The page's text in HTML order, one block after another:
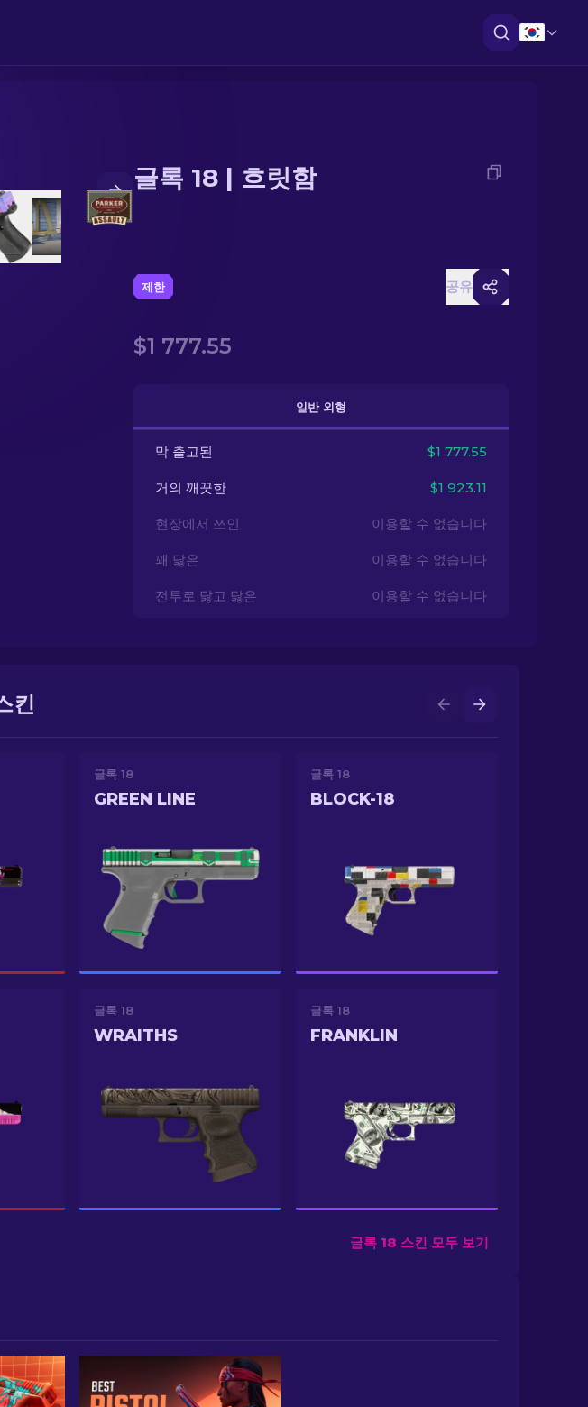
글록 18 | 흐릿함
제한 공유
$1 777.55
일반 외형
막 출고된 $1 777.55
거의 깨끗한 $1 923.11
현장에서 쓰인 이용할 수 없습니다
꽤 닳은 이용할 수 없습니다
전투로 닳고 닳은 이용할 수 없습니다
킨
글록 18
GREEN LINE
글록 18
BLOCK-18
글록 18
WRAITHS
글록 18
FRANKLIN
글록 18 스킨 모두 보기